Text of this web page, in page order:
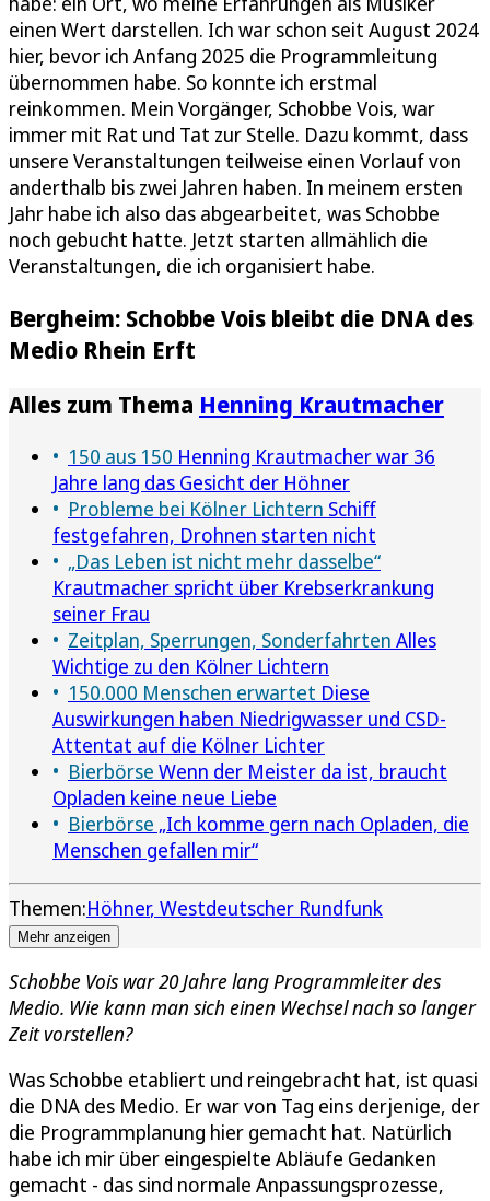
einen Wert darstellen. Ich war schon seit August 2024
hier, bevor ich Anfang 2025 die Programmleitung
übernommen habe. So konnte ich erstmal
reinkommen. Mein Vorgänger, Schobbe Vois, war
immer mit Rat und Tat zur Stelle. Dazu kommt, dass
unsere Veranstaltungen teilweise einen Vorlauf von
anderthalb bis zwei Jahren haben. In meinem ersten
Jahr habe ich also das abgearbeitet, was Schobbe
noch gebucht hatte. Jetzt starten allmählich die
Veranstaltungen, die ich organisiert habe.
Bergheim: Schobbe Vois bleibt die DNA des
Medio Rhein Erft
Alles zum Thema Henning Krautmacher
150 aus 150 Henning Krautmacher war 36
Jahre lang das Gesicht der Höhner
Probleme bei Kölner Lichtern Schiff
festgefahren, Drohnen starten nicht
„Das Leben ist nicht mehr dasselbe“
Krautmacher spricht über Krebserkrankung
seiner Frau
Zeitplan, Sperrungen, Sonderfahrten Alles
Wichtige zu den Kölner Lichtern
150.000 Menschen erwartet Diese
Auswirkungen haben Niedrigwasser und CSD-
Attentat auf die Kölner Lichter
Bierbörse Wenn der Meister da ist, braucht
Opladen keine neue Liebe
Bierbörse „Ich komme gern nach Opladen, die
Menschen gefallen mir“
Themen:Höhner Westdeutscher Rundfunk
Mehr anzeigen
Schobbe Vois war 20 Jahre lang Programmleiter des
Medio. Wie kann man sich einen Wechsel nach so langer
Zeit vorstellen?
Was Schobbe etabliert und reingebracht hat, ist quasi
die DNA des Medio. Er war von Tag eins derjenige, der
die Programmplanung hier gemacht hat. Natürlich
habe ich mir über eingespielte Abläufe Gedanken
gemacht - das sind normale Anpassungsprozesse,